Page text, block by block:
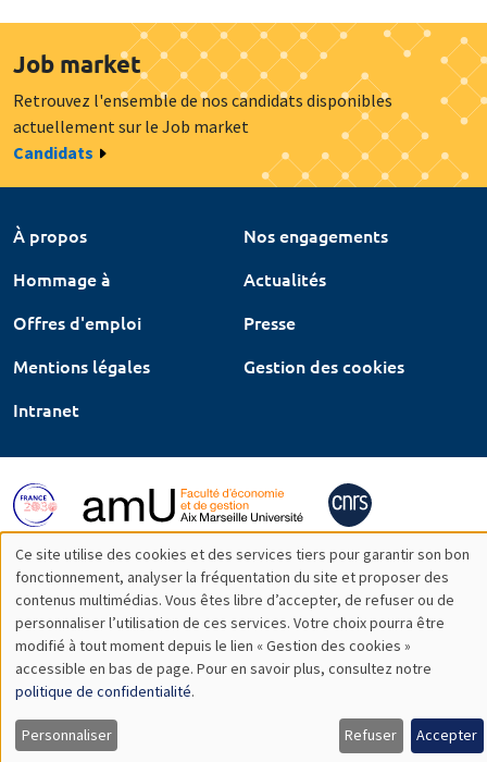
Job market
Retrouvez l'ensemble de nos candidats disponibles
actuellement sur le Job market
Candidats
À propos
Nos engagements
Hommage à
Actualités
Offres d'emploi
Presse
Mentions légales
Gestion des cookies
Intranet
Utilisation
des
données
personnelles
et
Ce site utilise des cookies et des services tiers pour garantir son bon
fonctionnement, analyser la fréquentation du site et proposer des
contenus multimédias. Vous êtes libre d’accepter, de refuser ou de
personnaliser l’utilisation de ces services. Votre choix pourra être
modifié à tout moment depuis le lien « Gestion des cookies »
accessible en bas de page. Pour en savoir plus, consultez notre
politique de confidentialité.
Personnaliser Refuser Accepter